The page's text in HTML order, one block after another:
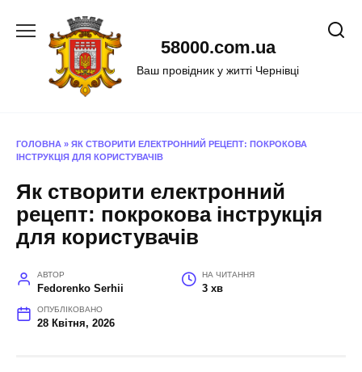
58000.com.ua
Ваш провідник у житті Чернівці
ГОЛОВНА » ЯК СТВОРИТИ ЕЛЕКТРОННИЙ РЕЦЕПТ: ПОКРОКОВА
ІНСТРУКЦІЯ ДЛЯ КОРИСТУВАЧІВ
Як створити електронний
рецепт: покрокова інструкція
для користувачів
АВТОР
Fedorenko Serhii
НА ЧИТАННЯ
3 хв
ОПУБЛІКОВАНО
28 Квітня, 2026